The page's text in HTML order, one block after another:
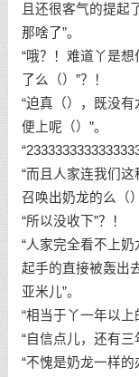
且还很客气的提起
那啥了”。
“哦？！难道丫是
了么（）”？！
“迫真（），既没
便上呢（）”。
“而且人家连我们
召唤出奶龙的么（）
“所以没收下”？！
“人家完全看不上
起手的直接被轰出
亚米儿”。
“相当于丫一年以上
“自信点儿，还有三
“不愧是奶龙一样的